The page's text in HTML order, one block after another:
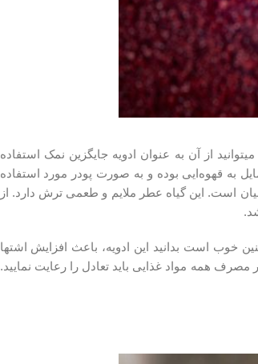
می‎شود بدون شک یاد کباب ایرانی می‎افتید. اما خبر خوب این است که می‎توانید از آن به عنوان ادویه جایگزین نمک استفاده
به قهوه‌ایی بوده و به صورت پودر مورد استفاده
است. این گیاه عطر ملایم و طعمی ترش دارد. از
خوب است بدانید این ادویه، باعث افزایش اشتها
همه مواد غذایی باید تعادل را رعایت نمایید.